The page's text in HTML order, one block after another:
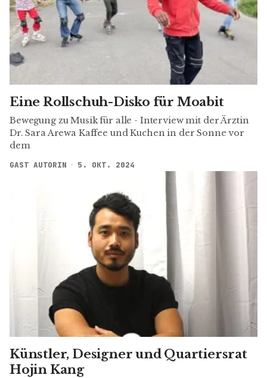
Eine Rollschuh-Disko für Moabit
Bewegung zu Musik für alle - Interview mit der Ärztin
Dr. Sara Arewa Kaffee und Kuchen in der Sonne vor
dem
GAST AUTORIN 5. OKT. 2024
Künstler, Designer und Quartiersrat
Hojin Kang